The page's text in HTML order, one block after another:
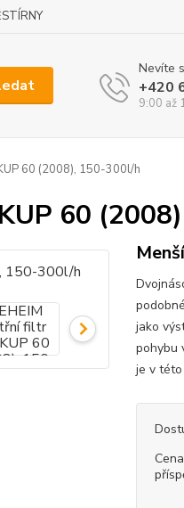
Nevíte
+420
9:00 až
60 (2008), 150-300l/h
60
jako
pohybu
je v